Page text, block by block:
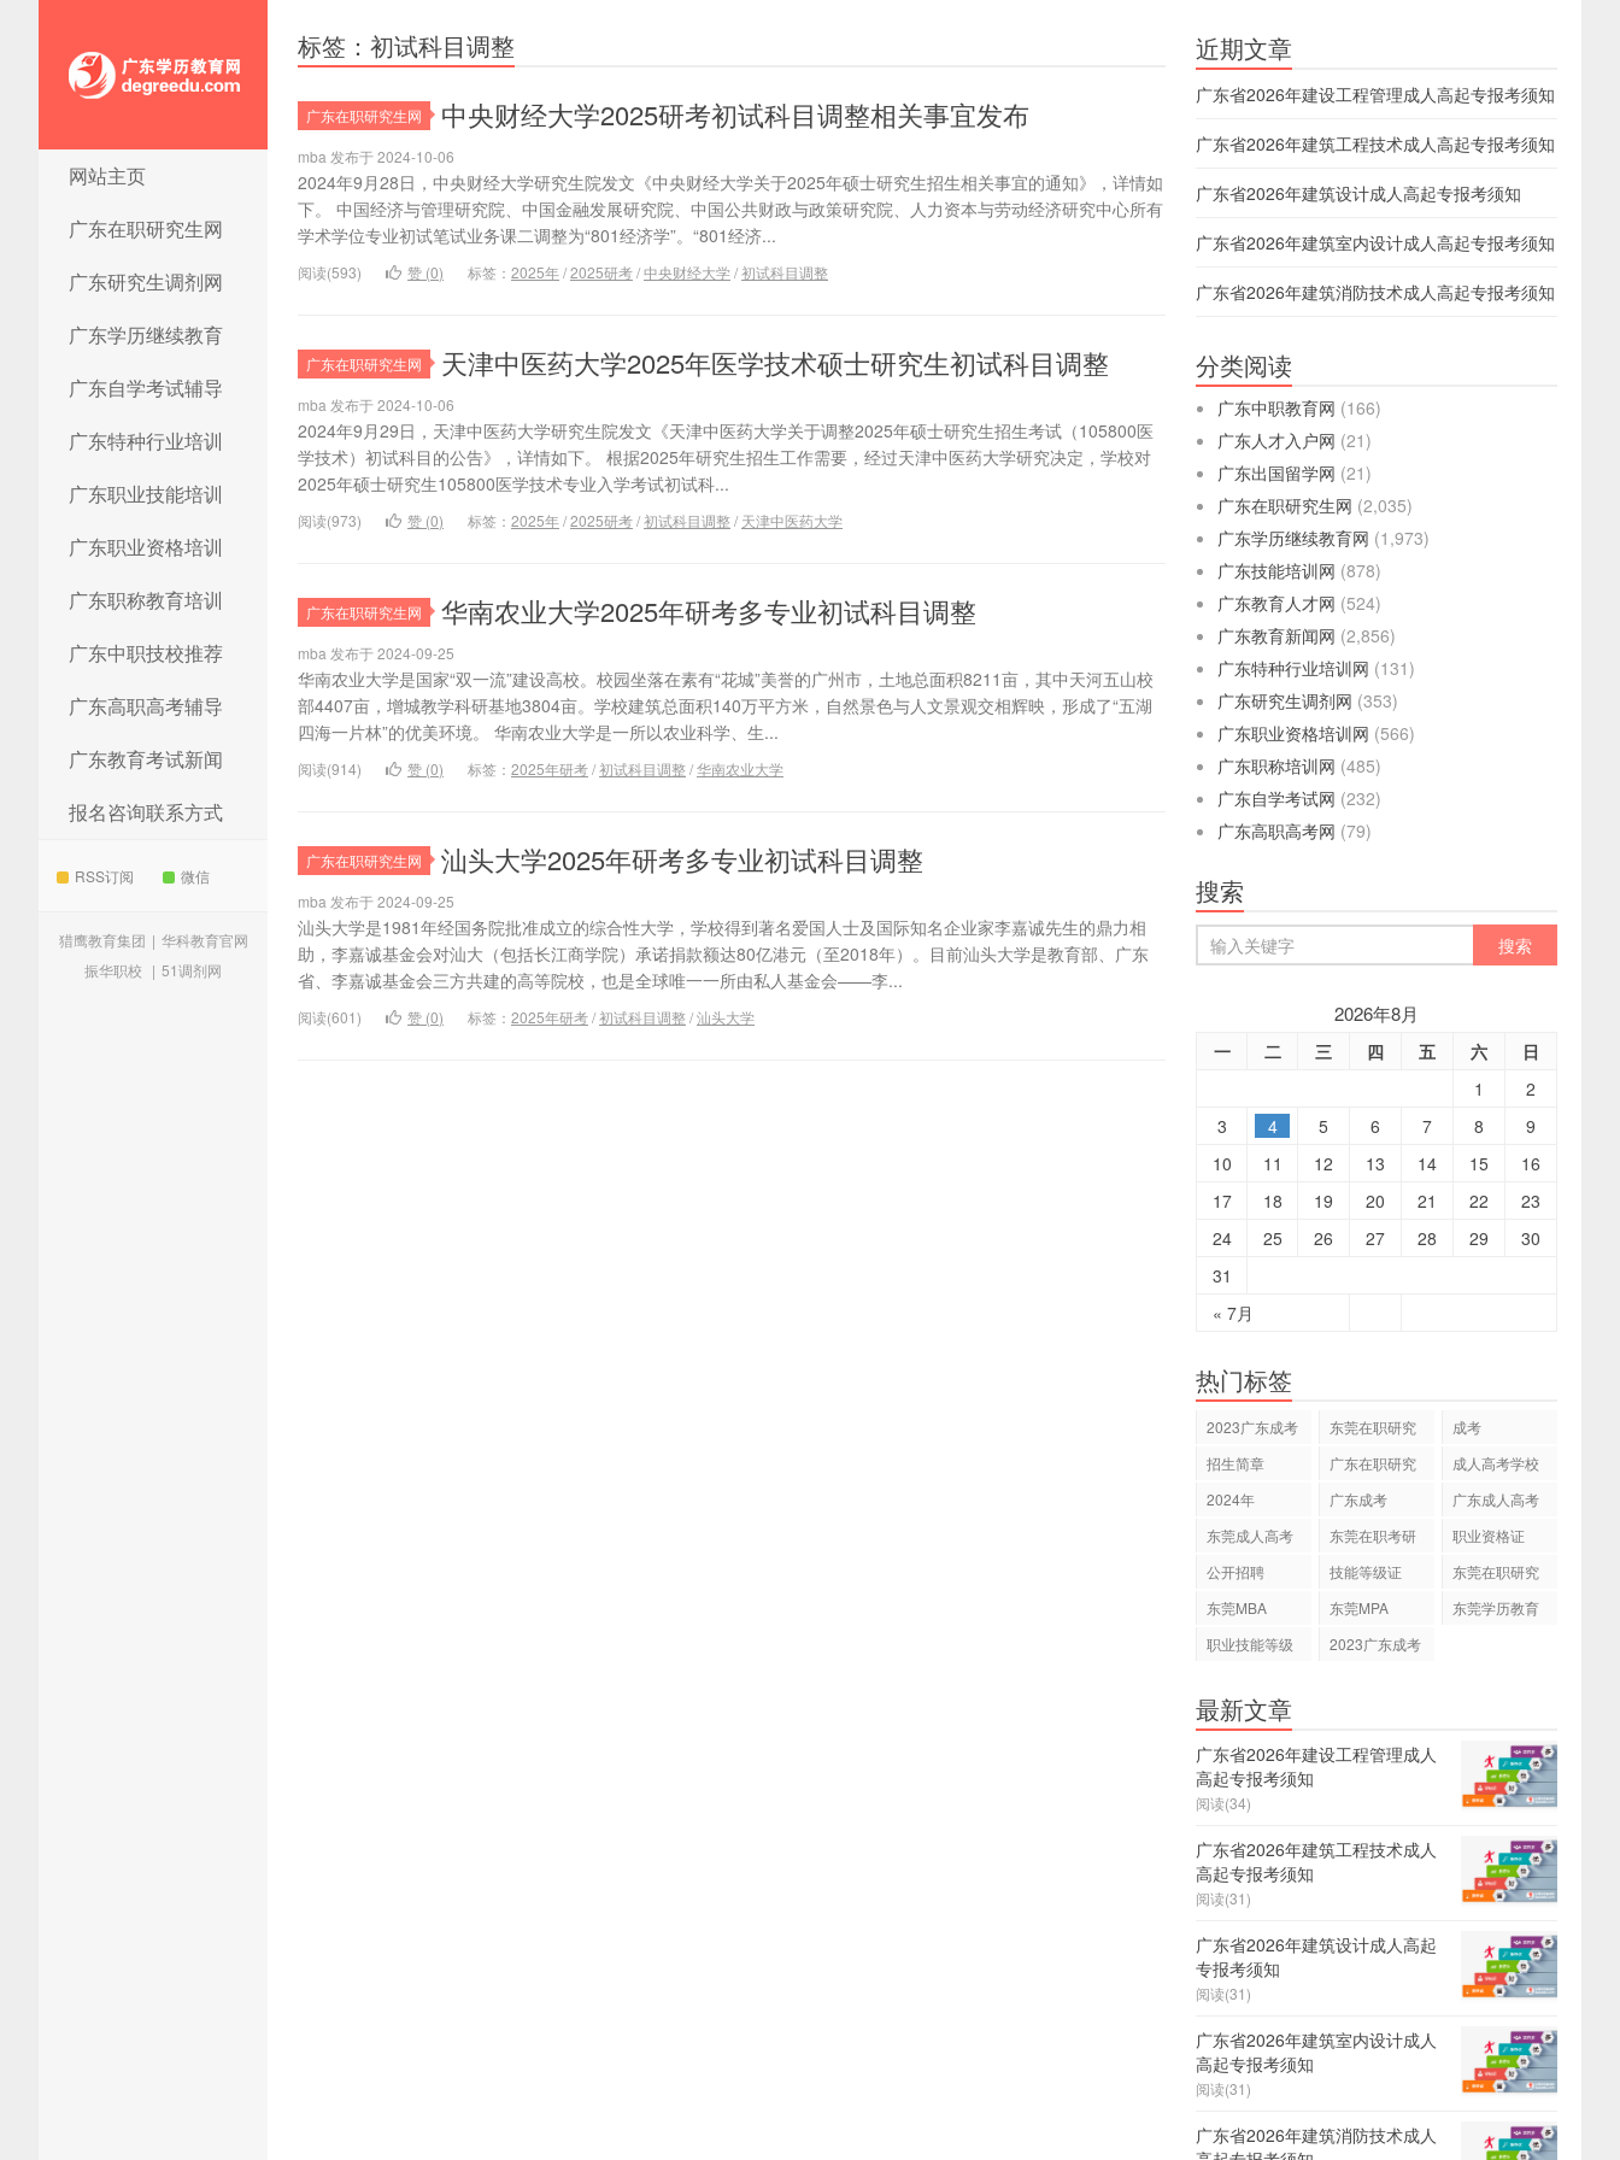
广东学历教育网
网站主页
广东在职研究生网
广东研究生调剂网
广东学历继续教育
广东自学考试辅导
广东特种行业培训
广东职业技能培训
广东职业资格培训
广东职称教育培训
广东中职技校推荐
广东高职高考辅导
广东教育考试新闻
报名咨询联系方式
RSS订阅 微信
猎鹰教育集团 | 华科教育官网
振华职校 | 51调剂网
标签：初试科目调整
广东在职研究生网 中央财经大学2025研考初试科目调整相关事宜发布
mba 发布于 2024-10-06
2024年9月28日，中央财经大学研究生院发文《中央财经大学关于2025年硕士研究生招生相关事宜的通知》，详情如
下。 中国经济与管理研究院、中国金融发展研究院、中国公共财政与政策研究院、人力资本与劳动经济研究中心所有
学术学位专业初试笔试业务课二调整为“801经济学”。“801经济...
阅读(593) 赞 (0) 标签： 2025年/2025研考/中央财经大学/初试科目调整
广东在职研究生网 天津中医药大学2025年医学技术硕士研究生初试科目调整
mba 发布于 2024-10-06
2024年9月29日，天津中医药大学研究生院发文《天津中医药大学关于调整2025年硕士研究生招生考试（105800医
学技术）初试科目的公告》，详情如下。 根据2025年研究生招生工作需要，经过天津中医药大学研究决定，学校对
2025年硕士研究生105800医学技术专业入学考试初试科...
阅读(973) 赞 (0) 标签： 2025年/2025研考/初试科目调整/ 天津中医药大学
广东在职研究生网 华南农业大学2025年研考多专业初试科目调整
mba 发布于 2024-09-25
华南农业大学是国家“双一流”建设高校。校园坐落在素有“花城”美誉的广州市，土地总面积8211亩，其中天河五山校
部4407亩，增城教学科研基地3804亩。学校建筑总面积140万平方米，自然景色与人文景观交相辉映，形成了“五湖
四海一片林”的优美环境。 华南农业大学是一所以农业科学、生...
阅读(914) 赞 (0) 标签： 2025年研考/初试科目调整/华南农业大学
广东在职研究生网 汕头大学2025年研考多专业初试科目调整
mba 发布于 2024-09-25
汕头大学是1981年经国务院批准成立的综合性大学，学校得到著名爱国人士及国际知名企业家李嘉诚先生的鼎力相
助，李嘉诚基金会对汕大（包括长江商学院）承诺捐款额达80亿港元（至2018年）。目前汕头大学是教育部、广东
省、李嘉诚基金会三方共建的高等院校，也是全球唯一一所由私人基金会——李...
阅读(601) 赞 (0) 标签： 2025年研考/初试科目调整/汕头大学
近期文章
广东省2026年建设工程管理成人高起专报考须知
广东省2026年建筑工程技术成人高起专报考须知
广东省2026年建筑设计成人高起专报考须知
广东省2026年建筑室内设计成人高起专报考须知
广东省2026年建筑消防技术成人高起专报考须知
分类阅读
广东中职教育网 (166)
广东人才入户网 (21)
广东出国留学网 (21)
广东在职研究生网 (2,035)
广东学历继续教育网 (1,973)
广东技能培训网 (878)
广东教育人才网 (524)
广东教育新闻网 (2,856)
广东特种行业培训网 (131)
广东研究生调剂网 (353)
广东职业资格培训网 (566)
广东职称培训网 (485)
广东自学考试网 (232)
广东高职高考网 (79)
搜索
2026年8月
一 二 三 四 五 六 日
« 7月
1
2
3
4 5 6 7 8
9
10
11 12 13 14 15
16
17
18 19 20 21 22
23
24
25 26 27 28 29
30
31
热门标签
2023广东成考
东莞在职研究
成考
招生简章
广东在职研究
成人高考学校
2024年
广东成考
广东成人高考
东莞成人高考
东莞在职考研
职业资格证
公开招聘
技能等级证
东莞在职研究
东莞MBA 东莞MPA
东莞学历教育
职业技能等级
2023广东成考
最新文章
广东省2026年建设工程管理成人
高起专报考须知
阅读(34)
广东省2026年建筑工程技术成人
高起专报考须知
阅读(31)
广东省2026年建筑设计成人高起
专报考须知
阅读(31)
广东省2026年建筑室内设计成人
高起专报考须知
阅读(31)
广东省2026年建筑消防技术成人